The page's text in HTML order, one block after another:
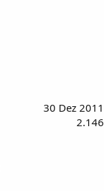
30 Dez 2011
2.146